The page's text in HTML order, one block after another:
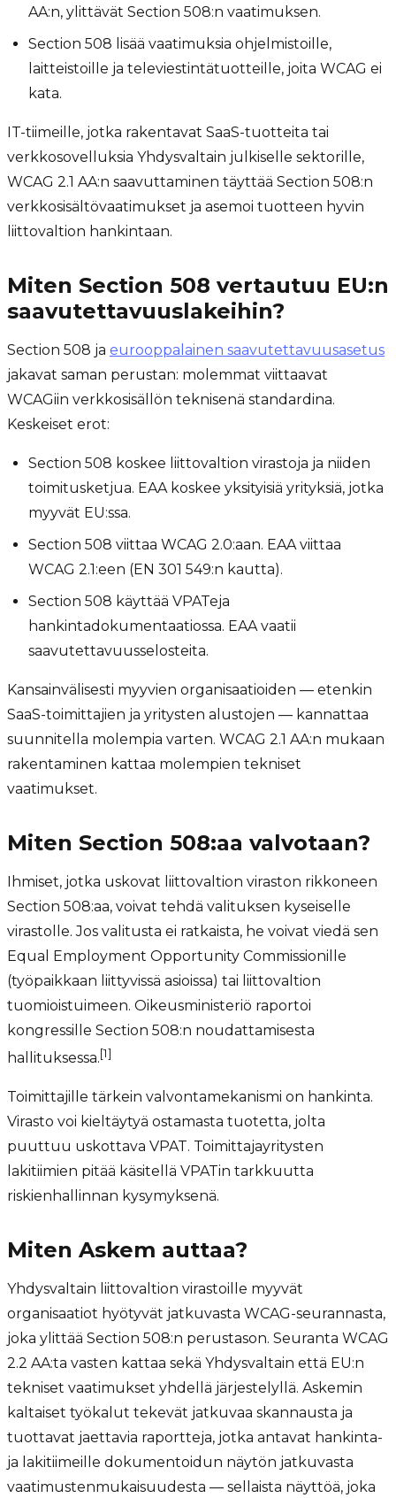
AA:n, ylittävät Section 508:n vaatimuksen.
Section 508 lisää vaatimuksia ohjelmistoille,
laitteistoille ja televiestintätuotteille, joita WCAG ei
kata.
IT-tiimeille, jotka rakentavat SaaS-tuotteita tai
verkkosovelluksia Yhdysvaltain julkiselle sektorille,
WCAG 2.1 AA:n saavuttaminen täyttää Section 508:n
verkkosisältövaatimukset ja asemoi tuotteen hyvin
liittovaltion hankintaan.
Miten Section 508 vertautuu EU:n
saavutettavuuslakeihin?
Section 508 ja eurooppalainen saavutettavuusasetus
jakavat saman perustan: molemmat viittaavat
WCAGiin verkkosisällön teknisenä standardina.
Keskeiset erot:
Section 508 koskee liittovaltion virastoja ja niiden
toimitusketjua. EAA koskee yksityisiä yrityksiä, jotka
myyvät EU:ssa.
Section 508 viittaa WCAG 2.0:aan. EAA viittaa
WCAG 2.1:een (EN 301 549:n kautta).
Section 508 käyttää VPATeja
hankintadokumentaatiossa. EAA vaatii
saavutettavuusselosteita.
Kansainvälisesti myyvien organisaatioiden — etenkin
SaaS-toimittajien ja yritysten alustojen — kannattaa
suunnitella molempia varten. WCAG 2.1 AA:n mukaan
rakentaminen kattaa molempien tekniset
vaatimukset.
Miten Section 508:aa valvotaan?
Ihmiset, jotka uskovat liittovaltion viraston rikkoneen
Section 508:aa, voivat tehdä valituksen kyseiselle
virastolle. Jos valitusta ei ratkaista, he voivat viedä sen
Equal Employment Opportunity Commissionille
(työpaikkaan liittyvissä asioissa) tai liittovaltion
tuomioistuimeen. Oikeusministeriö raportoi
kongressille Section 508:n noudattamisesta
hallituksessa.[1]
Toimittajille tärkein valvontamekanismi on hankinta.
Virasto voi kieltäytyä ostamasta tuotetta, jolta
puuttuu uskottava VPAT. Toimittajayritysten
lakitiimien pitää käsitellä VPATin tarkkuutta
riskienhallinnan kysymyksenä.
Miten Askem auttaa?
Yhdysvaltain liittovaltion virastoille myyvät
organisaatiot hyötyvät jatkuvasta WCAG-seurannasta,
joka ylittää Section 508:n perustason. Seuranta WCAG
2.2 AA:ta vasten kattaa sekä Yhdysvaltain että EU:n
tekniset vaatimukset yhdellä järjestelyllä. Askemin
kaltaiset työkalut tekevät jatkuvaa skannausta ja
tuottavat jaettavia raportteja, jotka antavat hankinta-
ja lakitiimeille dokumentoidun näytön jatkuvasta
vaatimustenmukaisuudesta — sellaista näyttöä, joka